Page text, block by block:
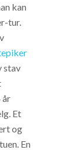
kan
tur.
stav
år
Et
og
En